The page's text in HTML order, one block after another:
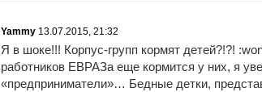
Yammy 13.07.2015, 21:32
Я в шоке!!! Корпус-групп кормят детей?!?!
работников ЕВРАЗа еще кормится у них, я
«предприниматели»… Бедные детки,